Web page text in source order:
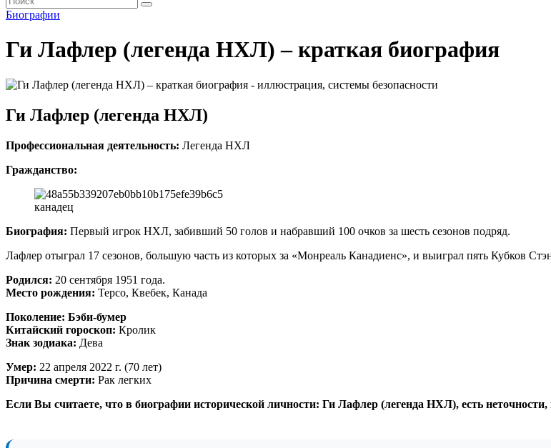
Биографии
Ги Лафлер (легенда НХЛ) – краткая биография
Ги Лафлер (легенда НХЛ)
Профессиональная деятельность: Легенда НХЛ
Гражданство:
канадец
Биография: Первый игрок НХЛ, забивший 50 голов и набравший 100 очков за шесть сезонов подряд.
Лафлер отыграл 17 сезонов, большую часть из которых за «Монреаль Канадиенс», и выиграл пять Кубков
Родился: 20 сентября 1951 года.
Место рождения: Терсо, Квебек, Канада
Поколение: Бэби-бумер
Китайский гороскоп: Кролик
Знак зодиака: Дева
Умер: 22 апреля 2022 г. (70 лет)
Причина смерти: Рак легких
Если Вы считаете, что в биографии исторической личности: Ги Лафлер (легенда НХЛ), есть